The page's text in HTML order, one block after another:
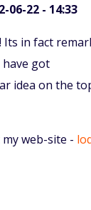
06-22 - 14:33
Its in fact
got
idea on the
web-site -